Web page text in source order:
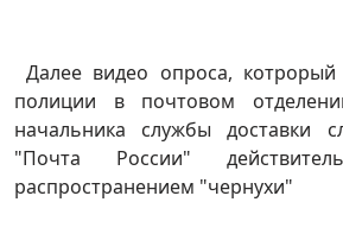
Далее видео опроса, котрорый
полиции в почтовом
начальника службы доставки
"Почта России"
распространением "чернухи"